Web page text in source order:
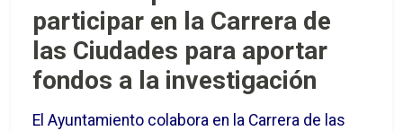
participar en la Carrera de
las Ciudades para aportar
fondos a la investigación
El Ayuntamiento colabora en la Carrera de las